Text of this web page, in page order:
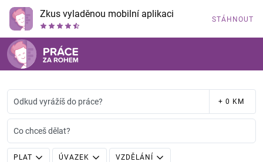
Zkus vyladěnou mobilní aplikaci STÁHNOUT
Odkud vyrážíš do práce? + 0 KM
Co chceš dělat?
PLAT ÚVAZEK VZDĚLÁNÍ